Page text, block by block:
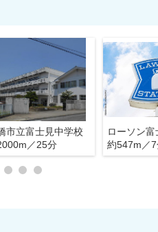
市立富士見中学校
／25分
ローソン
約547m／